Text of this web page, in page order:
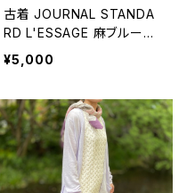
古着 JOURNAL STANDA
RD L'ESSAGE 麻ブルーノ
ーカラージャケット
¥5,000